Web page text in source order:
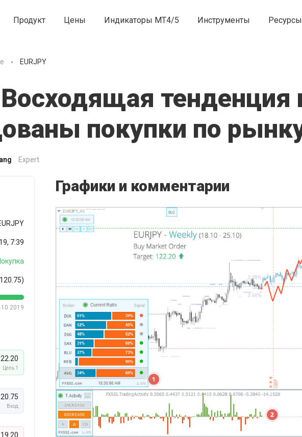
Продукт Цены Индикаторы MT4/5 Инструменты Ресурсы
EURJPY
Восходящая
покупки по
Expert
7:39
Цель 1
Вход
Графики и комментарии